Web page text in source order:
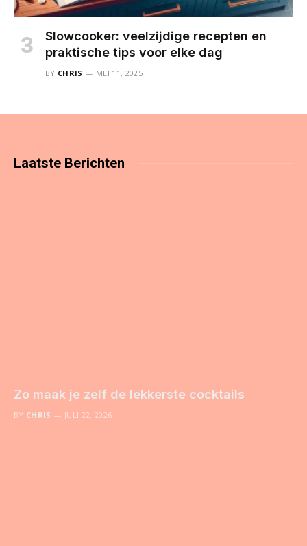
Slowcooker: veelzijdige recepten en
praktische tips voor elke dag
BY CHRIS MEI 11, 2025
Laatste Berichten
Zo maak je zelf de lekkerste cocktails
BY CHRIS JULI 22, 2026